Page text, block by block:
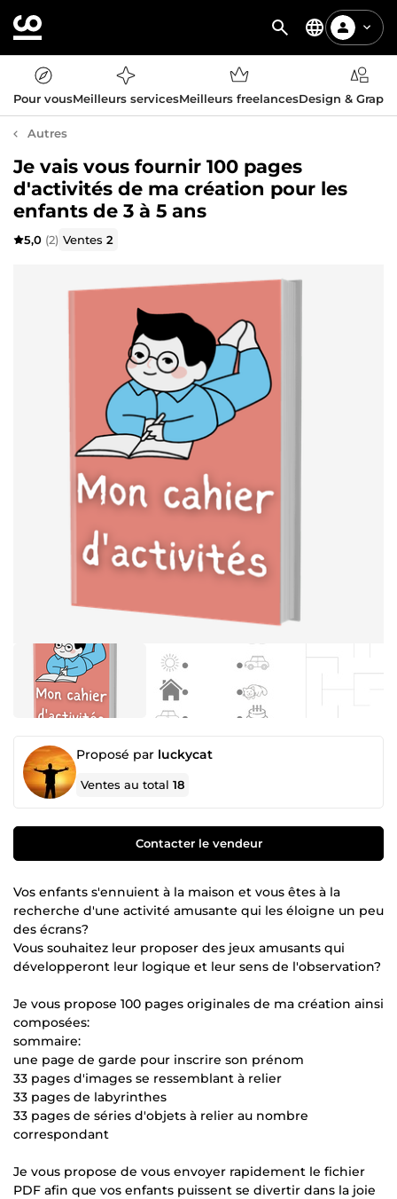
Pour vousMeilleurs servicesMeilleurs freelancesDesign &
Autres
Je vais vous fournir 100 pages
d'activités de ma création pour les
enfants de 3 à 5 ans
5,0 (2) Ventes2
Proposé par luckycat
Ventes au total18
Contacter le vendeur
Vos enfants s'ennuient à la maison et vous êtes à la
recherche d'une activité amusante qui les éloigne un peu
des écrans?
Vous souhaitez leur proposer des jeux amusants qui
développeront leur logique et leur sens de l'observation?
Je vous propose 100 pages originales de ma création ainsi
composées:
sommaire:
une page de garde pour inscrire son prénom
33 pages d'images se ressemblant à relier
33 pages de labyrinthes
33 pages de séries d'objets à relier au nombre
correspondant
Je vous propose de vous envoyer rapidement le fichier
PDF afin que vos enfants puissent se divertir dans la joie